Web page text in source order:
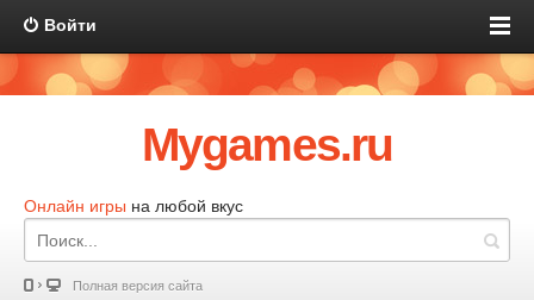
Войти
Mygames.ru
Онлайн игры на любой вкус
Полная версия сайта